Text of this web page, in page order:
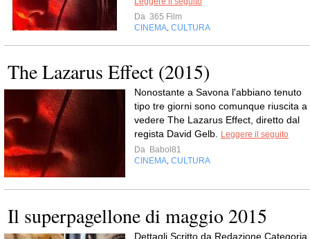
Da 365 Film
CINEMA CULTURA
The Lazarus Effect (2015)
Nonostante a Savona l'abbiano tenuto
tipo tre giorni sono comunque riuscita a
vedere The Lazarus Effect, diretto dal
regista David Gelb.
Leggere il seguito
Da Babol81
CINEMA CULTURA
Il superpagellone di maggio 2015
Dettagli Scritto da Redazione Categoria